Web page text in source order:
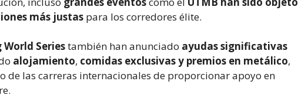
más justas para los corredores élite.
Seriestambién han anunciado ayudas significativas
alojamiento, comidas exclusivas y premios en metálico,
de las carreras internacionales de proporcionar apoyo en